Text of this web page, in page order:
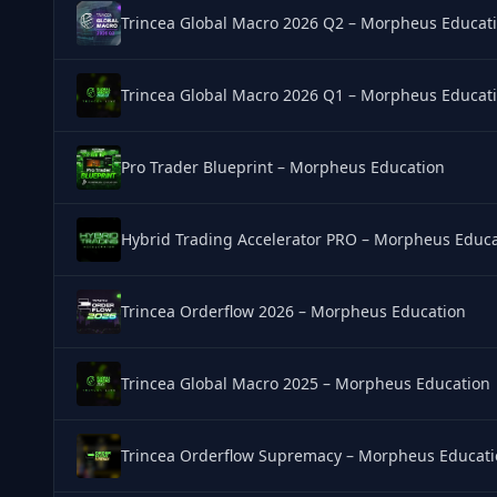
Trincea Global Macro 2026 Q2 – Morpheus
Trincea Global Macro 2026 Q1 – Morpheus
Pro Trader Blueprint – Morpheus Education
Hybrid Trading Accelerator PRO – Morpheus
Trincea Orderflow 2026 – Morpheus Education
Trincea Global Macro 2025 – Morpheus Education
Trincea Orderflow Supremacy – Morpheus